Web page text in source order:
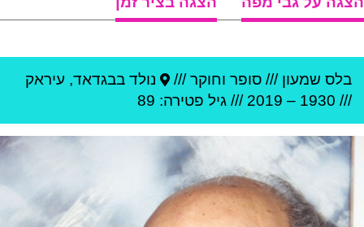
בלס שמעון /// סופר וחוקר /// נולד בבגדאד, עיראק
///
1930
–
2019 /// גיל פטירה: 89